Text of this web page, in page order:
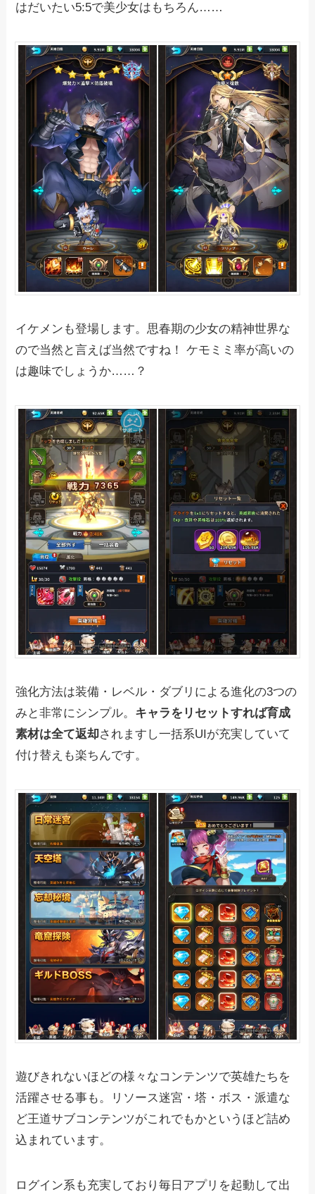
はだいたい5:5で美少女はもちろん……
イケメンも登場します。思春期の少女の精神世界な
ので当然と言えば当然ですね！ ケモミミ率が高いの
は趣味でしょうか……？
強化方法は装備・レベル・ダブリによる進化の3つの
みと非常にシンプル。 キャラをリセットすれば育成
素材は全て返却されますし一括系UIが充実していて
付け替えも楽ちんです。
遊びきれないほどの様々なコンテンツで英雄たちを
活躍させる事も。リソース迷宮・塔・ボス・派遣な
ど王道サブコンテンツがこれでもかというほど詰め
込まれています。
ログイン系も充実しており毎日アプリを起動して出